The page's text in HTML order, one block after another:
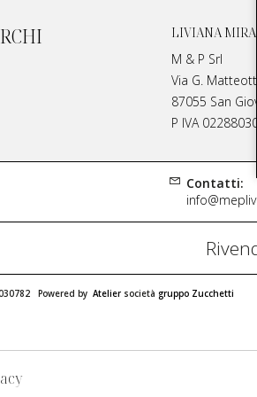
LIVIANA
M & P Srl
Via G.
87055 San
P IVA
Contatti:
Powered by Atelier società gruppo Zucchetti